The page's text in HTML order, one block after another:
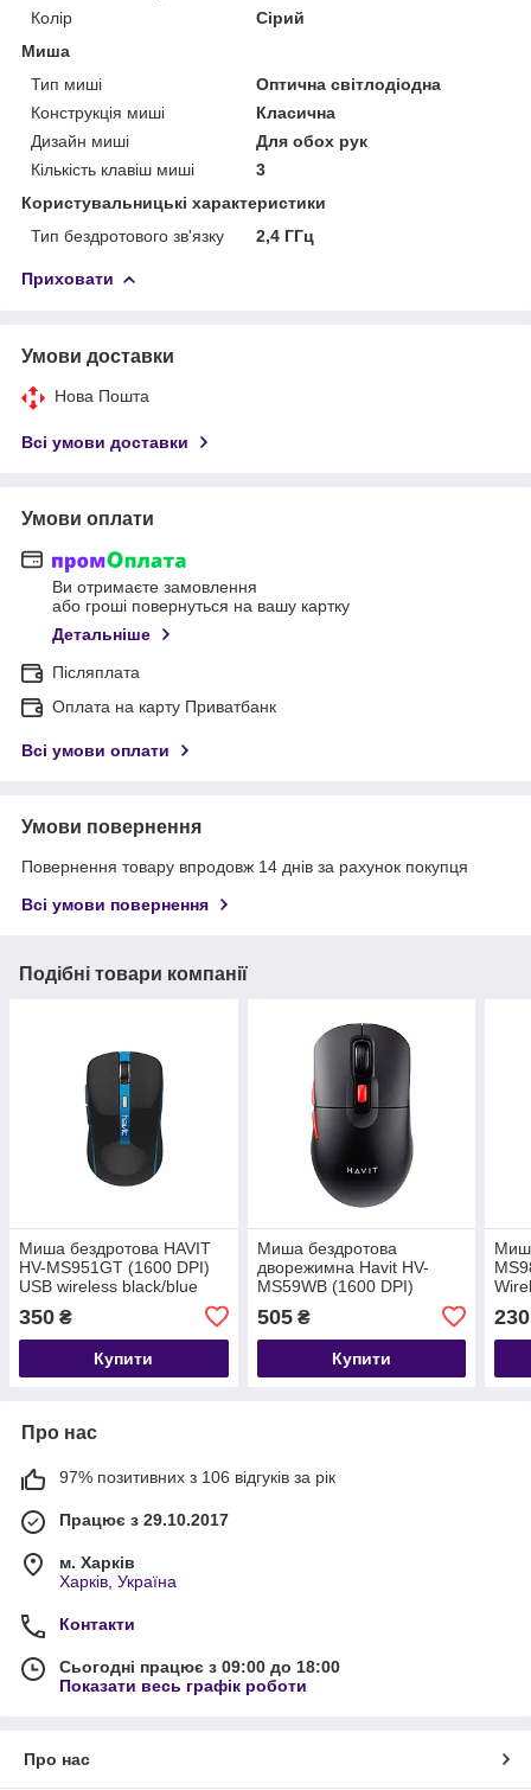
Колір
Сірий
Миша
Тип миші
Оптична світлодіодна
Конструкція миші
Класична
Дизайн миші
Для обох рук
Кількість клавіш миші
3
Користувальницькі характеристики
Тип бездротового зв'язку
2,4 ГГц
Приховати
Умови доставки
Нова Пошта
Всі умови доставки
Умови оплати
Ви отримаєте замовлення
або гроші повернуться на вашу картку
Детальніше
Післяплата
Оплата на карту Приватбанк
Всі умови оплати
Умови повернення
Повернення товару впродовж 14 днів за рахунок покупця
Всі умови повернення
Подібні товари компанії
Миша бездротова HAVIT
HV-MS951GT (1600 DPI)
USB wireless black/blue
350 ₴
Купити
Миша бездротова
дворежимна Havit HV-
MS59WB (1600 DPI)
Bluetooth + 2.4G wireless
чорна
505₴
Купити
230
Про нас
97% позитивних з 106 відгуків за рік
Працює з 29.10.2017
м. Харків
Харків, Україна
Контакти
Сьогодні працює з 09:00 до 18:00
Показати весь графік роботи
Про нас